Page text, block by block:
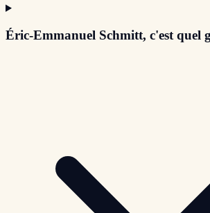
Éric-Emmanuel Schmitt, c'est quel